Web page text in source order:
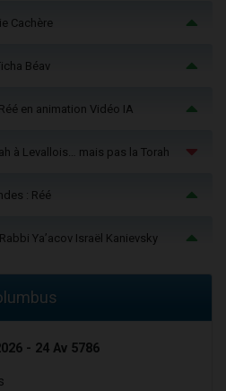
Cachère
Béav
en animation Vidéo IA
à Levallois… mais pas la Torah
: Réé
Ya’acov Israël Kanievsky
- 24 Av 5786